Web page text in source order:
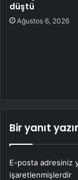
düştü
Ağustos 6, 2026
Bir yanıt
E-posta adresiniz
işaretlenmişlerdir